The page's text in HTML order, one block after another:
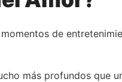
de
más profundos que